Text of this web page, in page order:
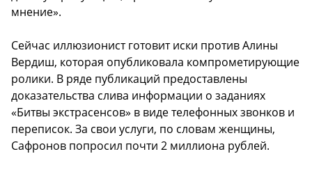
мнение».
Сейчас иллюзионист готовит иски против Алины
Вердиш, которая опубликовала компрометирующие
ролики. В ряде публикаций предоставлены
доказательства слива информации о заданиях
«Битвы экстрасенсов» в виде телефонных звонков и
переписок. За свои услуги, по словам женщины,
Сафронов попросил почти 2 миллиона рублей.